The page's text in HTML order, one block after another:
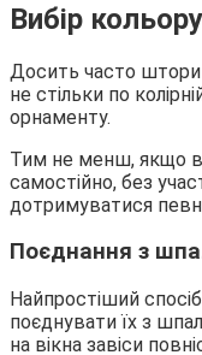
Вибір кольору
Досить часто
не стільки по
орнаменту.
Тим не менш, якщо
самостійно, без
дотримуватися
Поєднання з
Найпростіший
поєднувати їх з
на вікна завіси